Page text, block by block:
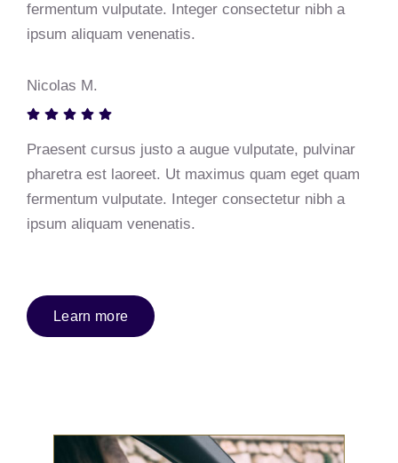
fermentum vulputate. Integer consectetur nibh a
ipsum aliquam venenatis.
Nicolas M.
Praesent cursus justo a augue vulputate, pulvinar
pharetra est laoreet. Ut maximus quam eget quam
fermentum vulputate. Integer consectetur nibh a
ipsum aliquam venenatis.
Learn more